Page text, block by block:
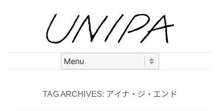
TAG ARCHIVES: アイナ・ジ・エンド